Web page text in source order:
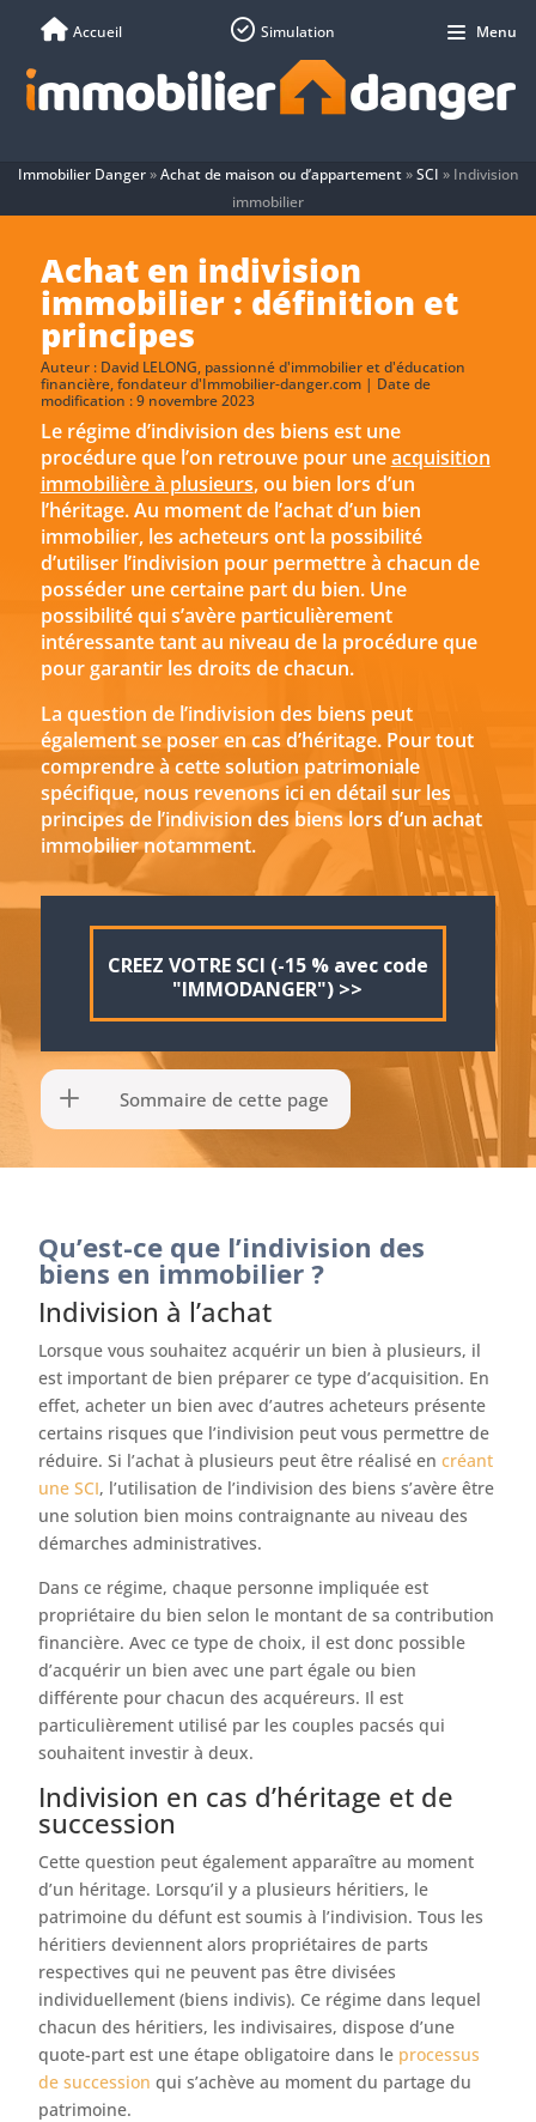
Immobilier Danger»Achat de maison ou d’appartement»SCI » Indivision
immobilier
Achat en indivision
immobilier : définition et
principes
Auteur : David LELONG, passionné d'immobilier et d'éducation
financière, fondateur d'Immobilier-danger.com | Date de
modification : 9 novembre 2023
Le régime d’indivision des biens est une
procédure que l’on retrouve pour uneacquisition
immobilière à plusieurs, ou bien lors d’un
l’héritage. Au moment de l’achat d’un bien
immobilier, les acheteurs ont la possibilité
d’utiliser l’indivision pour permettre à chacun de
posséder une certaine part du bien. Une
possibilité qui s’avère particulièrement
intéressante tant au niveau de la procédure que
pour garantir les droits de chacun.
La question de l’indivision des biens peut
également se poser en cas d’héritage. Pour tout
comprendre à cette solution patrimoniale
spécifique, nous revenons ici en détail sur les
principes de l’indivision des biens lors d’un achat
immobilier notamment.
CREEZ VOTRE SCI (-15 % avec code
"IMMODANGER") >>
Sommaire de cette page
Qu’est-ce que l’indivision des
biens en immobilier ?
Indivision à l’achat
Lorsque vous souhaitez acquérir un bien à plusieurs, il
est important de bien préparer ce type d’acquisition. En
effet, acheter un bien avec d’autres acheteurs présente
certains risques que l’indivision peut vous permettre de
réduire. Si l’achat à plusieurs peut être réalisé encréant
une SCI, l’utilisation de l’indivision des biens s’avère être
une solution bien moins contraignante au niveau des
démarches administratives.
Dans ce régime, chaque personne impliquée est
propriétaire du bien selon le montant de sa contribution
financière. Avec ce type de choix, il est donc possible
d’acquérir un bien avec une part égale ou bien
différente pour chacun des acquéreurs. Il est
particulièrement utilisé par les couples pacsés qui
souhaitent investir à deux.
Indivision en cas d’héritage et de
succession
Cette question peut également apparaître au moment
d’un héritage. Lorsqu’il y a plusieurs héritiers, le
patrimoine du défunt est soumis à l’indivision. Tous les
héritiers deviennent alors propriétaires de parts
respectives qui ne peuvent pas être divisées
individuellement (biens indivis). Ce régime dans lequel
chacun des héritiers, les indivisaires, dispose d’une
quote-part est une étape obligatoire dans le processus
de succession qui s’achève au moment du partage du
patrimoine.
Accueil Simulation Menu